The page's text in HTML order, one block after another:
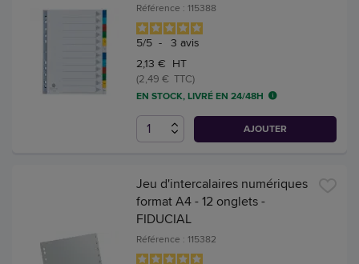
Référence : 115388
5/5 - 3 avis
2,13 € HT
(2,49 € TTC)
EN STOCK, LIVRÉ EN 24/48H
AJOUTER
Jeu d'intercalaires numériques
format A4 - 12 onglets -
FIDUCIAL
Référence : 115382